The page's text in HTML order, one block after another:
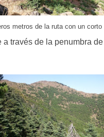
metros de la ruta con un corto
a través de la penumbra